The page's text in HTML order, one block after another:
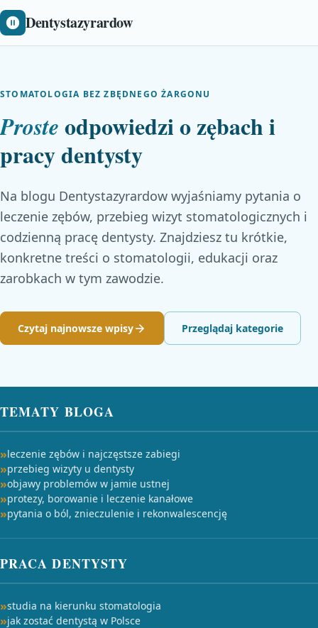
Dentystazyrardow
STOMATOLOGIA BEZ ZBĘDNEGO ŻARGONU
Proste odpowiedzi o zębach i
pracy dentysty
Na blogu Dentystazyrardow wyjaśniamy pytania o
leczenie zębów, przebieg wizyt stomatologicznych i
codzienną pracę dentysty. Znajdziesz tu krótkie,
konkretne treści o stomatologii, edukacji oraz
zarobkach w tym zawodzie.
Czytaj najnowsze wpisy Przeglądaj kategorie
TEMATY BLOGA
leczenie zębów i najczęstsze zabiegi
przebieg wizyty u dentysty
objawy problemów w jamie ustnej
protezy, borowanie i leczenie kanałowe
pytania o ból, znieczulenie i rekonwalescencję
PRACA DENTYSTY
studia na kierunku stomatologia
jak zostać dentystą w Polsce